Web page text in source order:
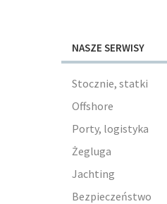
NASZE SERWISY
Stocznie, statki
Offshore
Porty, logistyka
Żegluga
Jachting
Bezpieczeństwo